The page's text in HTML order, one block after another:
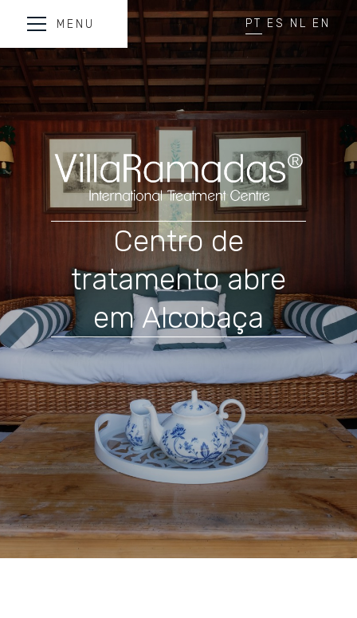
MENU PT ES NL EN
Centro de
tratamento abre
em Alcobaça